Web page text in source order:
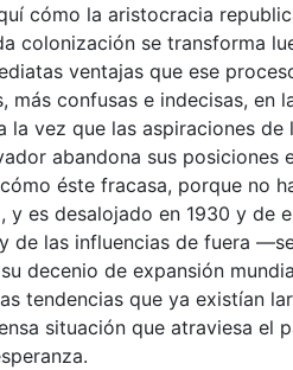
cómo la aristocracia
colonización se transforma
ventajas que ese
más confusas e indecisas, en
la vez que las aspiraciones
abandona sus posiciones
éste fracasa, porque no
y es desalojado en 1930 y de
de las influencias de fuera
decenio de expansión
tendencias que ya existían
situación que atraviesa el